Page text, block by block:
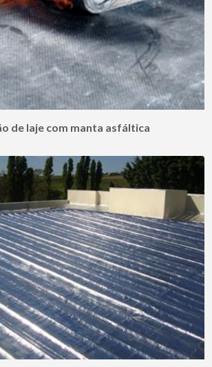
de laje com manta asfáltica